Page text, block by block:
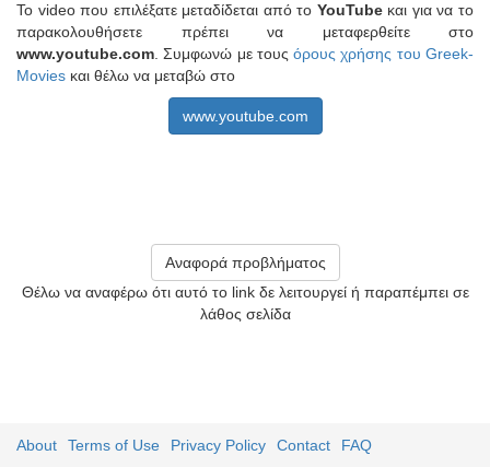
Το video που επιλέξατε μεταδίδεται από το YouTubeκαι για να το
παρακολουθήσετε πρέπει να μεταφερθείτε στο
www.youtube.com . Συμφωνώ με τουςόρους χρήσης του Greek-
Movies και θέλω να μεταβώ στο
www.youtube.com
Αναφορά προβλήματος
Θέλω να αναφέρω ότι αυτό το link δε λειτουργεί ή παραπέμπει σε
λάθος σελίδα
About Terms of Use Privacy Policy Contact FAQ